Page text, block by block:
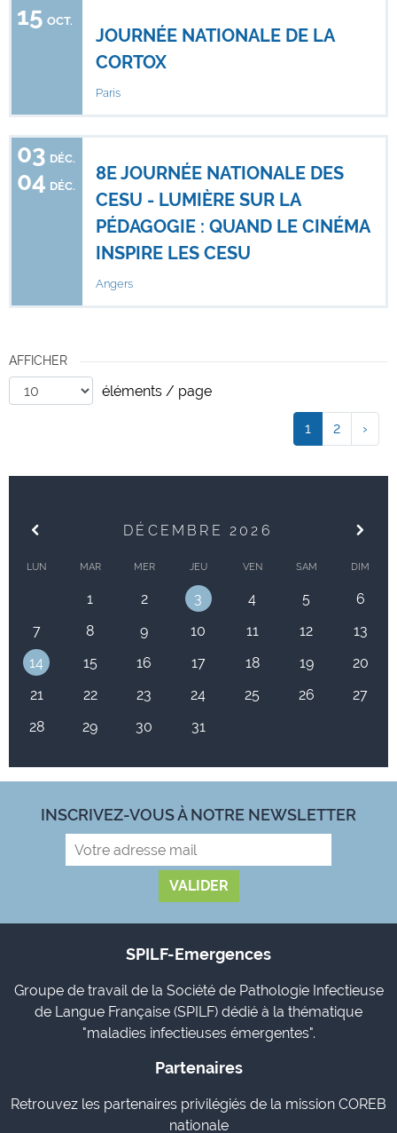
DÉCEMBRE 2026
LUN MAR MER JEU VEN SAM DIM
1 2 3 4 5
6
7
8 9 10 11 12
13
14
15 16 17 18 19
20
21
22 23 24 25 26
27
28
29 30 31
15 OCT.
JOURNÉE NATIONALE DE LA
CORTOX
Paris
03 DÉC.
04 DÉC.
8E JOURNÉE NATIONALE DES
CESU - LUMIÈRE SUR LA
PÉDAGOGIE : QUAND LE CINÉMA
INSPIRE LES CESU
Angers
AFFICHER
1 2 ›
éléments / page
INSCRIVEZ-VOUS À NOTRE NEWSLETTER
SPILF-Emergences
Groupe de travail de la Société de Pathologie Infectieuse
de Langue Française (SPILF) dédié à la thématique
"maladies infectieuses émergentes".
Partenaires
Retrouvez les partenaires privilégiés de la mission COREB
nationale